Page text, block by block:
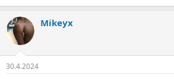
Mikeyx
30.4.2024